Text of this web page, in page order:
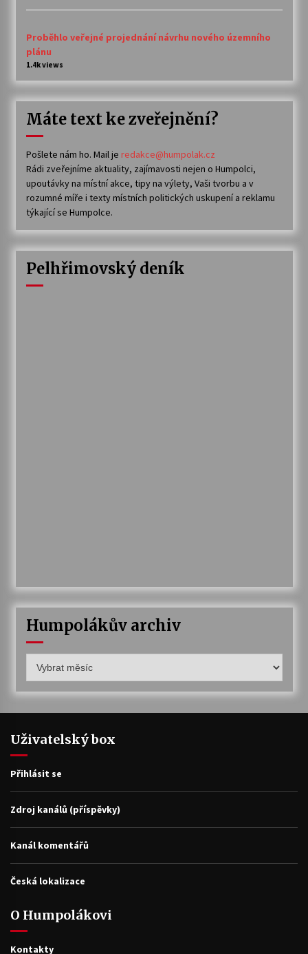
Proběhlo veřejné projednání návrhu nového územního
plánu
1.4k views
Máte text ke zveřejnění?
Pošlete nám ho. Mail je redakce@humpolak.cz
Rádi zveřejníme aktuality, zajímavosti nejen o Humpolci,
upoutávky na místní akce, tipy na výlety, Vaši tvorbu a v
rozumné míře i texty místních politických uskupení a reklamu
týkající se Humpolce.
Pelhřimovský deník
Humpolákův archiv
archiv
Uživatelský box
Přihlásit se
Zdroj kanálů (příspěvky)
Kanál komentářů
Česká lokalizace
O Humpolákovi
Kontakty